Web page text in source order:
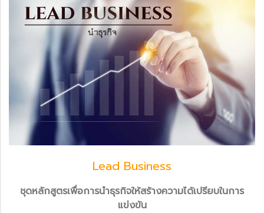
Lead Business
ชุดหลักสูตรเพื่อการนำธุรกิจให้สร้างความได้เปรียบในการ
แข่งขัน